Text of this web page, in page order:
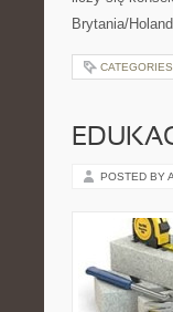
Brytania/
POSTED BY